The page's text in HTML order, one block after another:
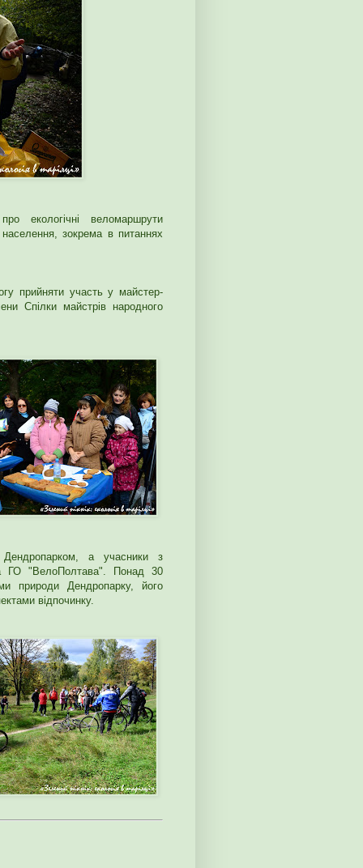
екологічні веломаршрути
населення, зокрема в питаннях
прийняти участь у майстер-
Спілки майстрів народного
Дендропарком, а учасники з
ГО "ВелоПолтава". Понад 30
природи Дендропарку, його
відпочинку.